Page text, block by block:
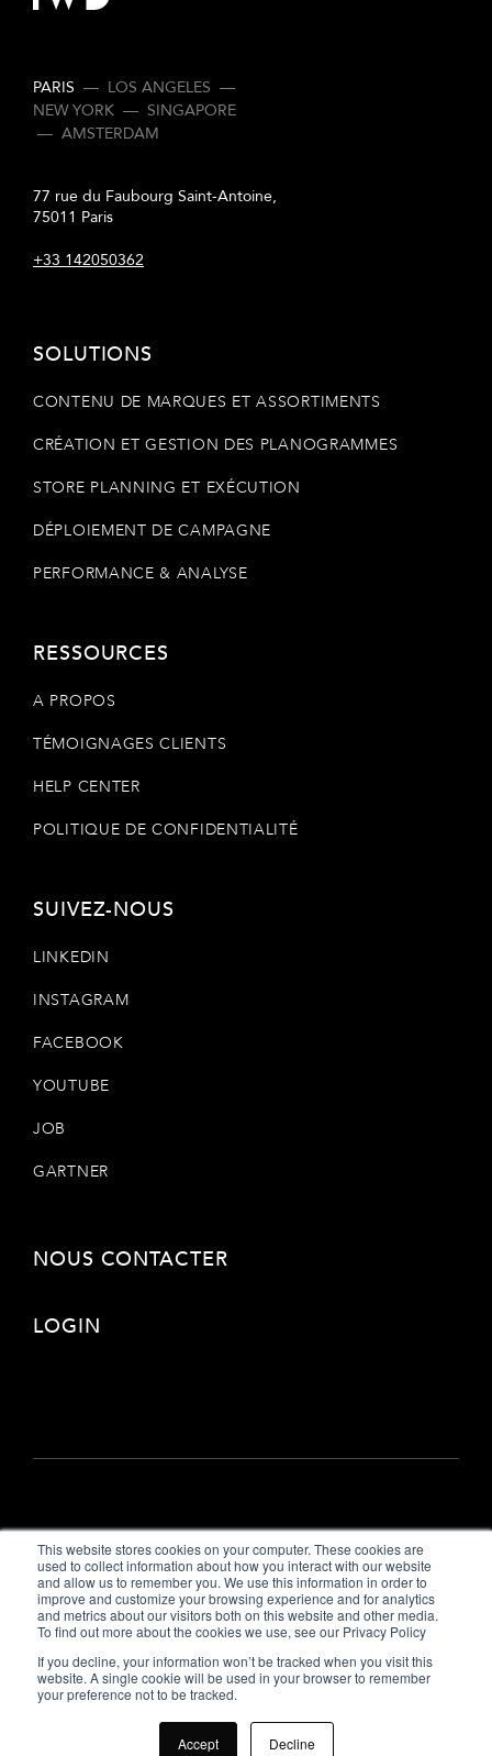
This website stores cookies on your computer. These cookies are
used to collect information about how you interact with our website
and allow us to remember you. We use this information in order to
improve and customize your browsing experience and for analytics
and metrics about our visitors both on this website and other media.
To find out more about the cookies we use, see our Privacy Policy
If you decline, your information won’t be tracked when you visit this
website. A single cookie will be used in your browser to remember
your preference not to be tracked.
Accept Decline
PARIS
77 rue du Faubourg Saint-Antoine,
75011 Paris
+33 142050362
— LOS ANGELES —
NEW YORK — SINGAPORE
— AMSTERDAM
SOLUTIONS
CONTENU DE MARQUES ET ASSORTIMENTS
CRÉATION ET GESTION DES PLANOGRAMMES
STORE PLANNING ET EXÉCUTION
DÉPLOIEMENT DE CAMPAGNE
PERFORMANCE & ANALYSE
RESSOURCES
A PROPOS
TÉMOIGNAGES CLIENTS
HELP CENTER
POLITIQUE DE CONFIDENTIALITÉ
SUIVEZ-NOUS
LINKEDIN
INSTAGRAM
FACEBOOK
YOUTUBE
JOB
GARTNER
NOUS CONTACTER
LOGIN